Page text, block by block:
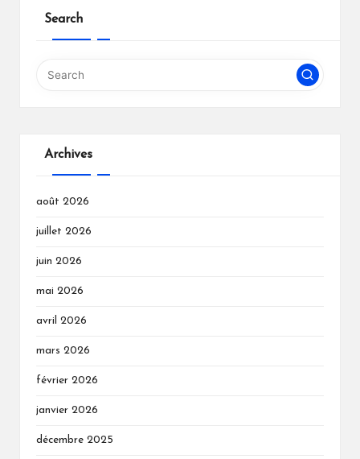
Search
Archives
août 2026
juillet 2026
juin 2026
mai 2026
avril 2026
mars 2026
février 2026
janvier 2026
décembre 2025